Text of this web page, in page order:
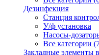
Дезинфекция
Станция
У/ф установка
Насосы-
Все категории
Закладные элементы